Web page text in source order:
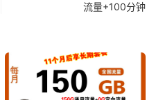
流量+100分钟